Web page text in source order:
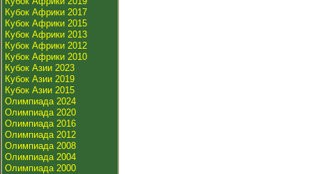
Кубок Африки 2017
Кубок Африки 2015
Кубок Африки 2013
Кубок Африки 2012
Кубок Африки 2010
Кубок Азии 2023
Кубок Азии 2019
Кубок Азии 2015
Олимпиада 2024
Олимпиада 2020
Олимпиада 2016
Олимпиада 2012
Олимпиада 2008
Олимпиада 2004
Олимпиада 2000